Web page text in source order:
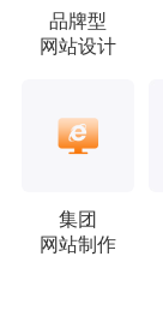
品牌型
网站设计
集团
网站制作